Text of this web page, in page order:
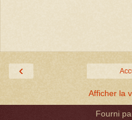
‹
Afficher la
Fourni